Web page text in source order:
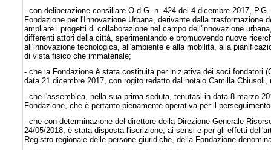
- con deliberazione consiliare O.d.G. n. 424 del 4 dicembre 2017,
Fondazione per l'Innovazione Urbana, derivante dalla
ampliare i progetti di collaborazione nel campo dell'innovazione
differenti attori della città, sperimentando e promuovendo nuove
all'innovazione tecnologica, all'ambiente e alla mobilità, alla
di vista fisico che immateriale;
- che la Fondazione è stata costituita per iniziativa dei soci fondatori
data 21 dicembre 2017, con rogito redatto dal notaio Camilla
- che l'assemblea, nella sua prima seduta, tenutasi in data 8 marzo
Fondazione, che è pertanto pienamente operativa per il
- che con determinazione del direttore della Direzione Generale
24/05/2018, è stata disposta l'iscrizione, ai sensi e per gli effetti
Registro regionale delle persone giuridiche, della Fondazione